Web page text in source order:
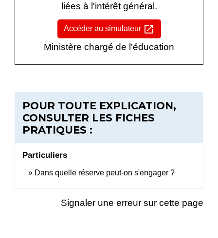
liées à l'intérêt général.
Accéder au simulateur open_in_new
Ministère chargé de l'éducation
POUR TOUTE EXPLICATION,
CONSULTER LES FICHES
PRATIQUES :
Particuliers
Dans quelle réserve peut-on s'engager ?
Signaler une erreur sur cette page